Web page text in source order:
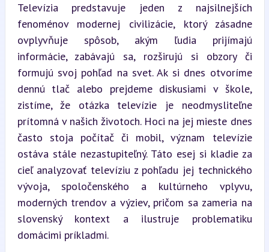
Televízia predstavuje jeden z najsilnejších
fenoménov modernej civilizácie, ktorý zásadne
ovplyvňuje spôsob, akým ľudia prijímajú
informácie, zabávajú sa, rozširujú si obzory či
formujú svoj pohľad na svet. Ak si dnes otvoríme
dennú tlač alebo prejdeme diskusiami v škole,
zistíme, že otázka televízie je neodmysliteľne
prítomná v našich životoch. Hoci na jej mieste dnes
často stoja počítač či mobil, význam televízie
ostáva stále nezastupiteľný. Táto esej si kladie za
cieľ analyzovať televíziu z pohľadu jej technického
vývoja, spoločenského a kultúrneho vplyvu,
moderných trendov a výziev, pričom sa zameria na
slovenský kontext a ilustruje problematiku
domácimi príkladmi.